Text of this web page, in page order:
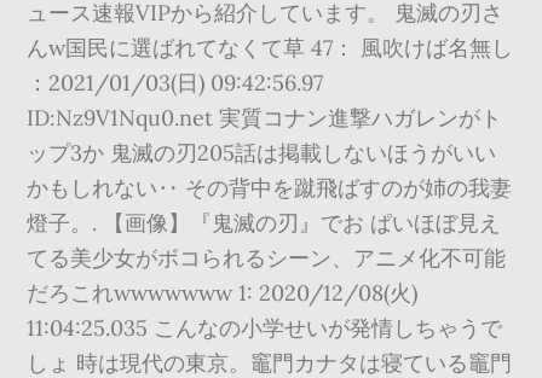
ュース速報VIPから紹介しています。 鬼滅の刃さ
んw国民に選ばれてなくて草 47： 風吹けば名無し
：2021/01/03(日) 09:42:56.97
ID:Nz9V1Nqu0.net 実質コナン進撃ハガレンがト
ップ3か 鬼滅の刃205話は掲載しないほうがいい
かもしれない‥ その背中を蹴飛ばすのが姉の我妻
燈子。. 【画像】『鬼滅の刃』でお ぱいほぼ見え
てる美少女がボコられるシーン、アニメ化不可能
だろこれwwwwwww 1: 2020/12/08(火)
11:04:25.035 こんなの小学せいが発情しちゃうで
しょ 時は現代の東京。竈門カナタは寝ている竈門